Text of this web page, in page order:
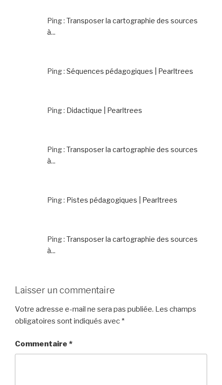
Ping : Transposer la cartographie des sources
à...
Ping : Séquences pédagogiques | Pearltrees
Ping : Didactique | Pearltrees
Ping : Transposer la cartographie des sources
à...
Ping : Pistes pédagogiques | Pearltrees
Ping : Transposer la cartographie des sources
à...
Laisser un commentaire
Votre adresse e-mail ne sera pas publiée. Les champs
obligatoires sont indiqués avec *
Commentaire *